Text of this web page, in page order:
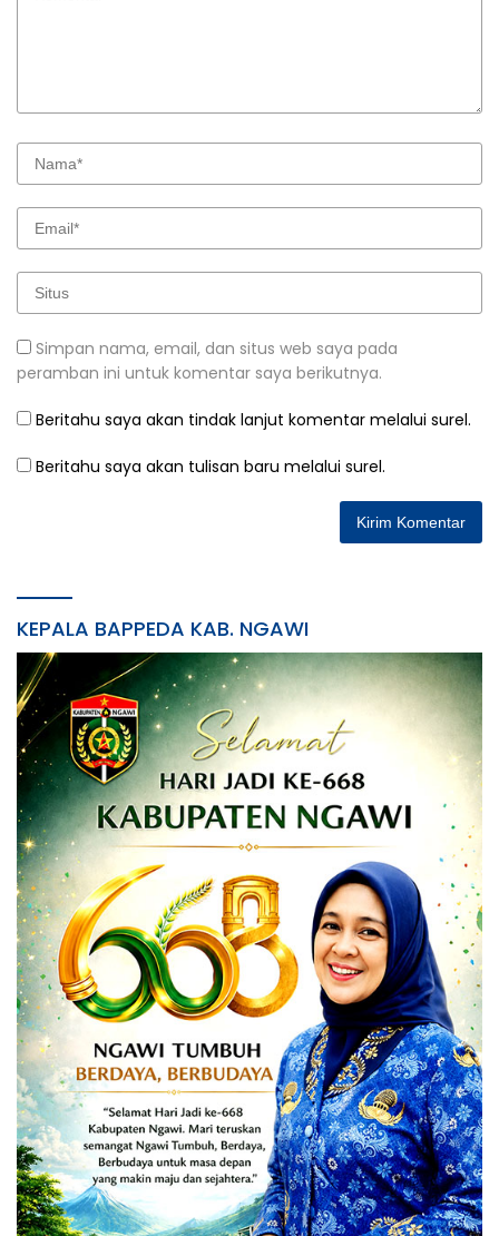
Simpan nama, email, dan situs web saya pada
peramban ini untuk komentar saya berikutnya.
Beritahu saya akan tindak lanjut komentar melalui surel.
Beritahu saya akan tulisan baru melalui surel.
KEPALA BAPPEDA KAB. NGAWI